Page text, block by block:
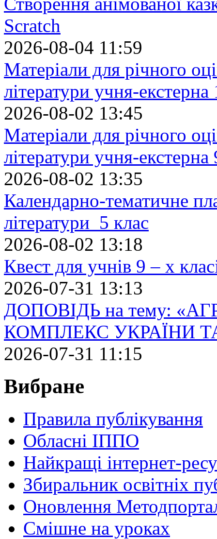
Scratch
2026-08-04 11:59
Матеріали для річного
літератури учня-екстерна
2026-08-02 13:45
Матеріали для річного
літератури учня-екстерна
2026-08-02 13:35
Календарно-тематичне
літератури 5 клас
2026-08-02 13:18
Квест для учнів 9 – х
2026-07-31 13:13
ДОПОВІДЬ на тему:
КОМПЛЕКС УКРАЇНИ
2026-07-31 11:15
Вибране
Правила публікування
Обласні ІППО
Найкращі інтернет-
Збиральник освітніх
Оновлення
Cмішне на уроках